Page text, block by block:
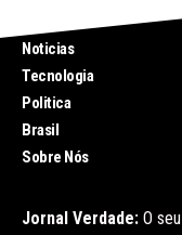
Noticias
Tecnologia
Politica
Brasil
Sobre Nós
Jornal Verdade: O seu